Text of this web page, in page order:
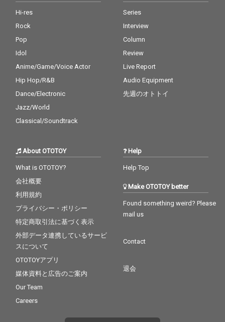
Hi-res
Rock
Pop
Idol
Anime/Game/Voice Actor
Hip Hop/R&B
Dance/Electronic
Jazz/World
Classical/Soundtrack
Series
Interview
Column
Review
Live Report
Audio Equipment
先週のオトトイ
About OTOTOY
What is OTOTOY?
会社概要
利用規約
プライバシー・ポリシー
特定商取引法に基づく表示
外部データ連携しているサービ
スについて
OTOTOYアプリ
媒体資料と広告のご案内
Our Team
Careers
Help
Help Top
Make OTOTOY better
Found something weird? Please
mail us
Contact
退会